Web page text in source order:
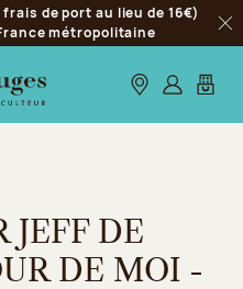
de port au lieu de 16€)
métropolitaine
Nos boutiques
S’identifier
Mon
JEFF DE
DE MOI -